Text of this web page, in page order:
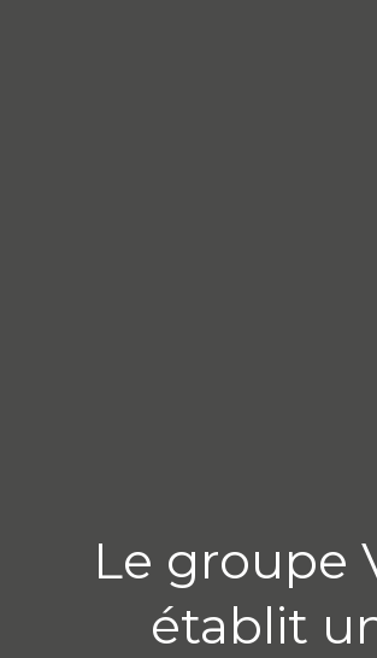
Le groupe
établit